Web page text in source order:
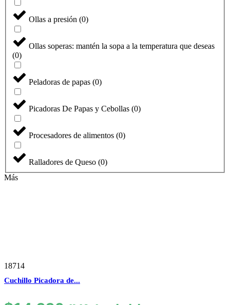
Ollas a presión (0)
Ollas soperas: mantén la sopa a la temperatura que deseas
(0)
Peladoras de papas (0)
Picadoras De Papas y Cebollas (0)
Procesadores de alimentos (0)
Ralladores de Queso (0)
Más
18714
Cuchillo Picadora de...